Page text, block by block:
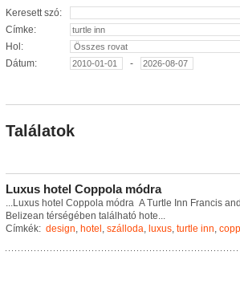
Keresett szó:
Címke:
Hol:
Dátum:
-
Találatok
Luxus hotel Coppola módra
...Luxus hote Coppo a módra A Turtle nn Francis an
Be izean térségében ta á ható hote...
Címkék: design, hotel , szálloda, luxus, turtle inn,